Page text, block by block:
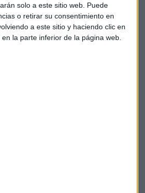
solo a este sitio web. Puede
o retirar su consentimiento en
a este sitio y haciendo clic en
la parte inferior de la página web.
preguntas clave como:¿Cuánta
generarse?¿Cómo mejorar la
edificios pueden reconvertirse para